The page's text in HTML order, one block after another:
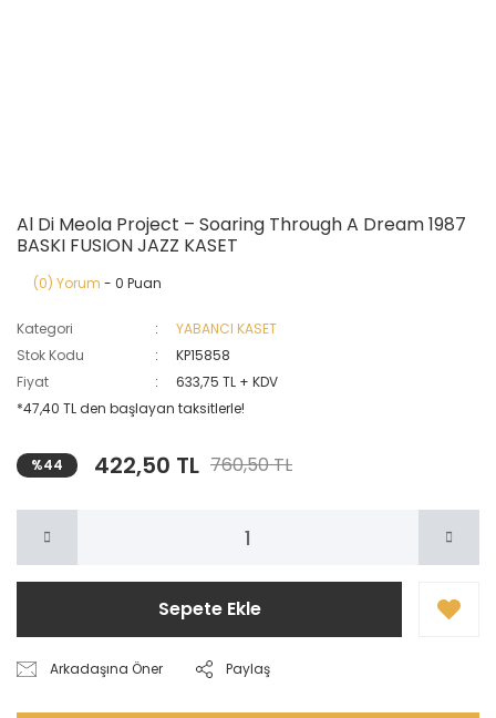
Al Di Meola Project – Soaring Through A Dream 1987
BASKI FUSION JAZZ KASET
(0) Yorum - 0 Puan
Kategori
YABANCI KASET
Stok Kodu
KP15858
Fiyat
633,75 TL + KDV
*47,40 TL den başlayan taksitlerle!
%44 422,50 TL 760,50 TL
Sepete Ekle
Arkadaşına Öner Paylaş